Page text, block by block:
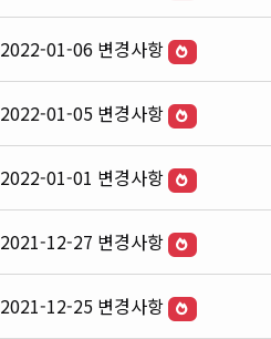
2022-01-06 변경사항
2022-01-05 변경사항
2022-01-01 변경사항
2021-12-27 변경사항
2021-12-25 변경사항